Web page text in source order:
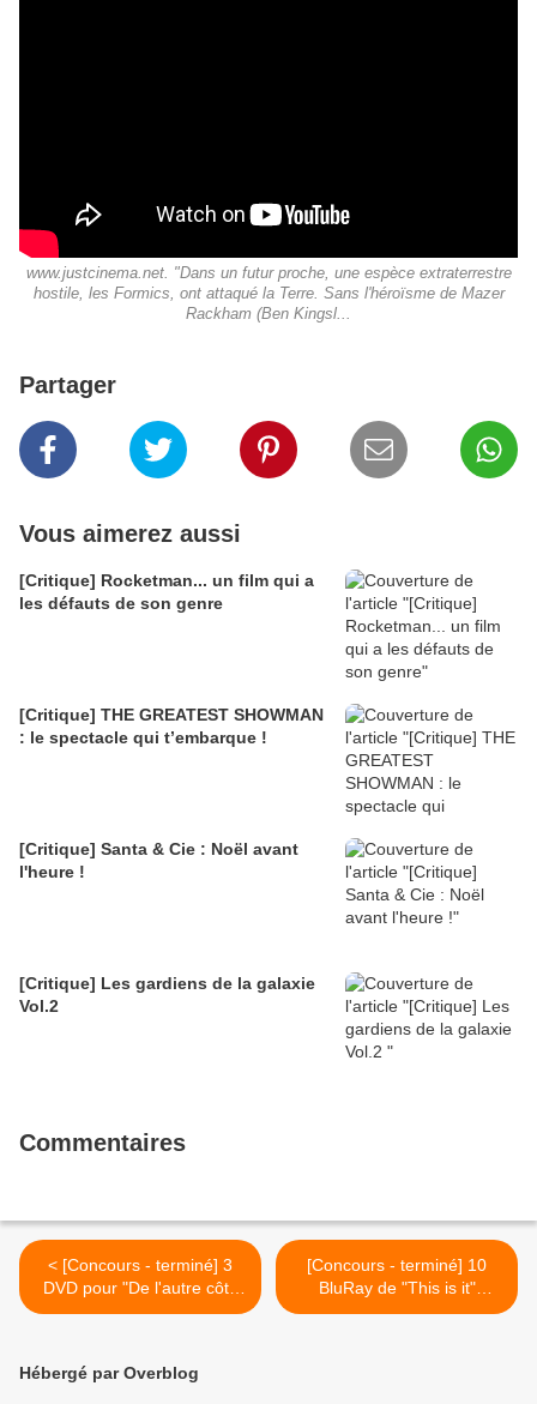
www.justcinema.net. "Dans un futur proche, une espèce extraterrestre
hostile, les Formics, ont attaqué la Terre. Sans l'héroïsme de Mazer
Rackham (Ben Kingsl...
Partager
Vous aimerez aussi
[Critique] Rocketman... un film qui a
les défauts de son genre
[Critique] THE GREATEST SHOWMAN
: le spectacle qui t’embarque !
[Critique] Santa & Cie : Noël avant
l'heure !
[Critique] Les gardiens de la galaxie
Vol.2
Commentaires
< [Concours - terminé] 3
DVD pour "De l'autre côté
du Périph
[Concours - terminé] 10
BluRay de "This is it"
(Michael Jackson) >
Hébergé par Overblog